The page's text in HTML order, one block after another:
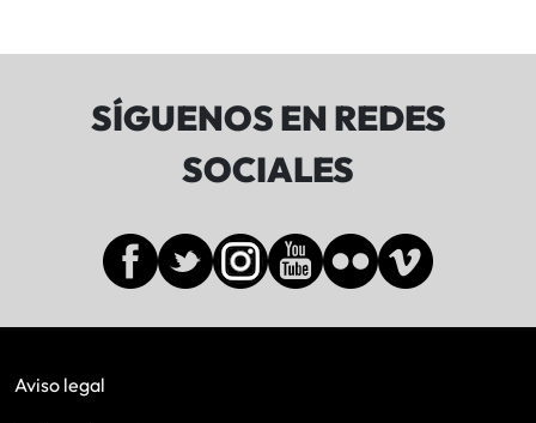
SÍGUENOS EN REDES
SOCIALES
Aviso legal